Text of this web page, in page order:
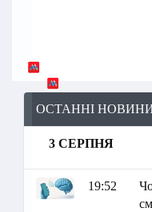
ОСТАННІ
3 СЕРПНЯ
19:52